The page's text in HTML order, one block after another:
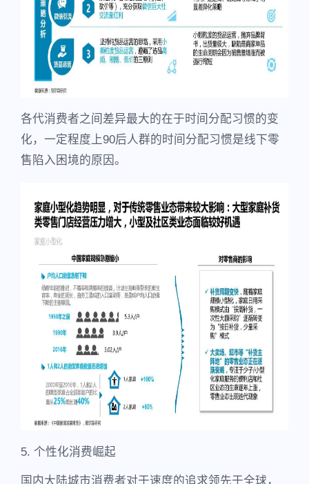
各代消费者之间差异最大的在于时间分配习惯的变
化，一定程度上90后人群的时间分配习惯是线下零
售陷入困境的原因。
5. 个性化消费崛起
国内大陆城市消费者对于速度的追求领先于全球，